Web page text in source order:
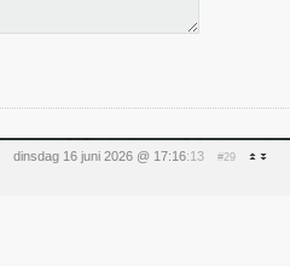
dinsdag 16 juni 2026 @ 17:16:13 #29